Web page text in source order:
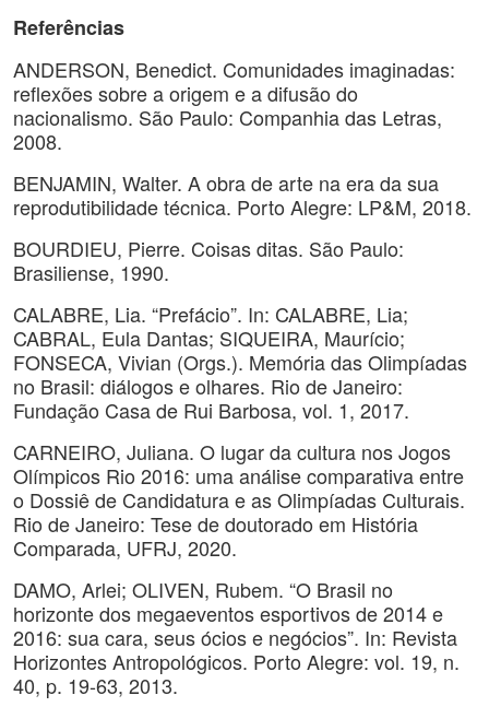
Referências
ANDERSON, Benedict. Comunidades imaginadas:
reflexões sobre a origem e a difusão do
nacionalismo. São Paulo: Companhia das Letras,
2008.
BENJAMIN, Walter. A obra de arte na era da sua
reprodutibilidade técnica. Porto Alegre: LP&M, 2018.
BOURDIEU, Pierre. Coisas ditas. São Paulo:
Brasiliense, 1990.
CALABRE, Lia. “Prefácio”. In: CALABRE, Lia;
CABRAL, Eula Dantas; SIQUEIRA, Maurício;
FONSECA, Vivian (Orgs.). Memória das Olimpíadas
no Brasil: diálogos e olhares. Rio de Janeiro:
Fundação Casa de Rui Barbosa, vol. 1, 2017.
CARNEIRO, Juliana. O lugar da cultura nos Jogos
Olímpicos Rio 2016: uma análise comparativa entre
o Dossiê de Candidatura e as Olimpíadas Culturais.
Rio de Janeiro: Tese de doutorado em História
Comparada, UFRJ, 2020.
DAMO, Arlei; OLIVEN, Rubem. “O Brasil no
horizonte dos megaeventos esportivos de 2014 e
2016: sua cara, seus ócios e negócios”. In: Revista
Horizontes Antropológicos. Porto Alegre: vol. 19, n.
40, p. 19-63, 2013.